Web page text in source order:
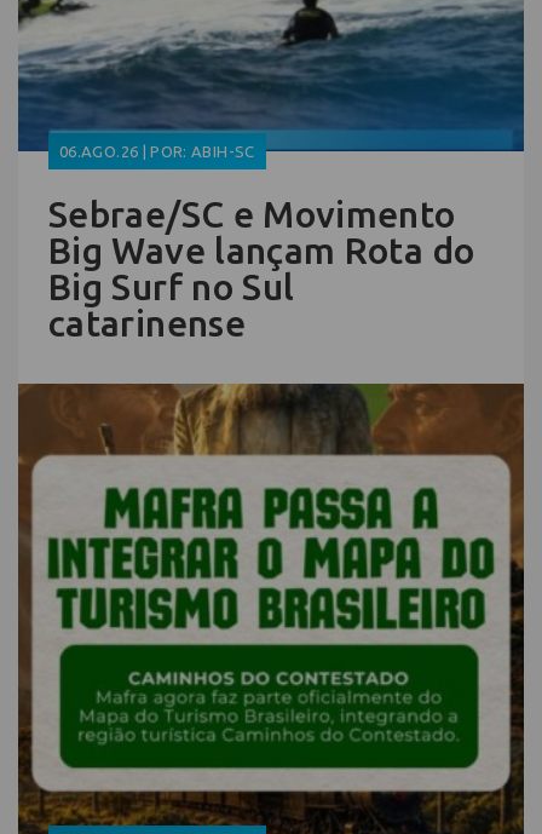
06.AGO.26 | POR: ABIH-SC
Sebrae/SC e Movimento
Big Wave lançam Rota do
Big Surf no Sul
catarinense